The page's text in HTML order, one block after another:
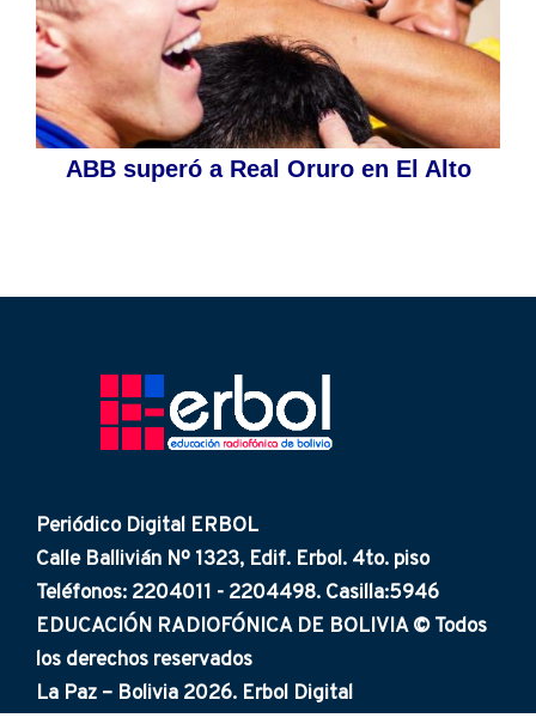
ABB superó a Real Oruro en El Alto
Periódico Digital ERBOL
Calle Ballivián Nº 1323, Edif. Erbol. 4to. piso
Teléfonos: 2204011 - 2204498. Casilla:5946
EDUCACIÓN RADIOFÓNICA DE BOLIVIA © Todos
los derechos reservados
La Paz – Bolivia 2026. Erbol Digital